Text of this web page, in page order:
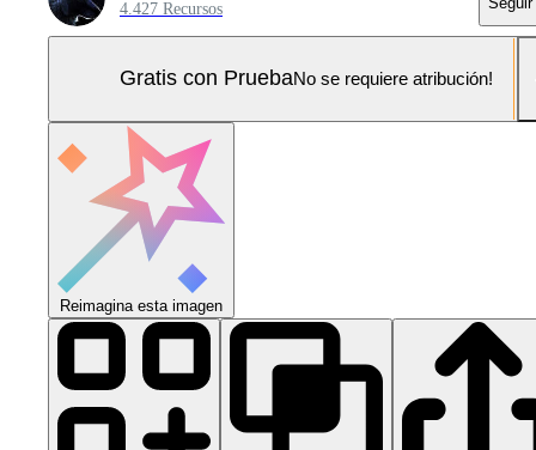
4.427 Recursos
Gratis con PruebaNo se requiere atribución!
Reimagina esta imagen